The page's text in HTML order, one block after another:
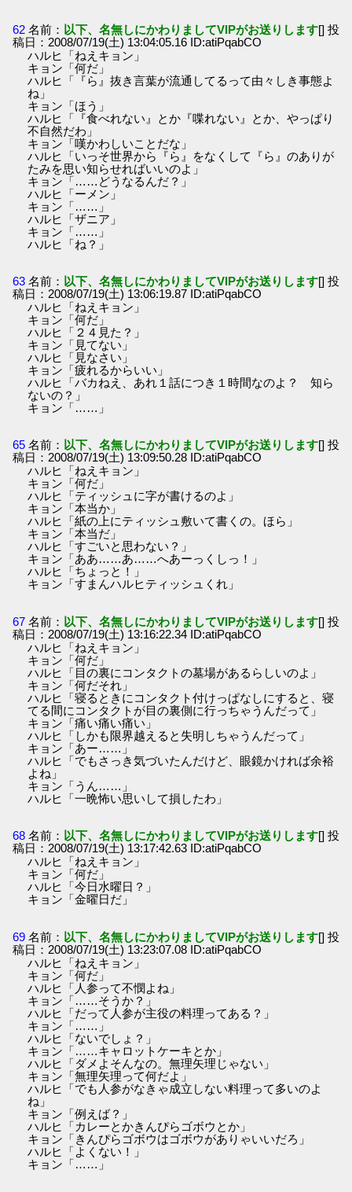
62 名前： 以下、名無しにかわりましてVIPがお送りします[] 投
稿日：2008/07/19(土) 13:04:05.16 ID:atiPqabCO
ハルヒ「ねえキョン」
キョン「何だ」
ハルヒ「『ら』抜き言葉が流通してるって由々しき事態よ
ね」
キョン「ほう」
ハルヒ「『食べれない』とか『喋れない』とか、やっぱり
不自然だわ」
キョン「嘆かわしいことだな」
ハルヒ「いっそ世界から『ら』をなくして『ら』のありが
たみを思い知らせればいいのよ」
キョン「……どうなるんだ？」
ハルヒ「ーメン」
キョン「……」
ハルヒ「ザニア」
キョン「……」
ハルヒ「ね？」
63 名前： 以下、名無しにかわりましてVIPがお送りします[] 投
稿日：2008/07/19(土) 13:06:19.87 ID:atiPqabCO
ハルヒ「ねえキョン」
キョン「何だ」
ハルヒ「２４見た？」
キョン「見てない」
ハルヒ「見なさい」
キョン「疲れるからいい」
ハルヒ「バカねえ、あれ１話につき１時間なのよ？ 知ら
ないの？」
キョン「……」
65 名前： 以下、名無しにかわりましてVIPがお送りします[] 投
稿日：2008/07/19(土) 13:09:50.28 ID:atiPqabCO
ハルヒ「ねえキョン」
キョン「何だ」
ハルヒ「ティッシュに字が書けるのよ」
キョン「本当か」
ハルヒ「紙の上にティッシュ敷いて書くの。ほら」
キョン「本当だ」
ハルヒ「すごいと思わない？」
キョン「ああ……あ……へあーっくしっ！」
ハルヒ「ちょっと！」
キョン「すまんハルヒティッシュくれ」
67 名前： 以下、名無しにかわりましてVIPがお送りします[] 投
稿日：2008/07/19(土) 13:16:22.34 ID:atiPqabCO
ハルヒ「ねえキョン」
キョン「何だ」
ハルヒ「目の裏にコンタクトの墓場があるらしいのよ」
キョン「何だそれ」
ハルヒ「寝るときにコンタクト付けっぱなしにすると、寝
てる間にコンタクトが目の裏側に行っちゃうんだって」
キョン「痛い痛い痛い」
ハルヒ「しかも限界越えると失明しちゃうんだって」
キョン「あー……」
ハルヒ「でもさっき気づいたんだけど、眼鏡かければ余裕
よね」
キョン「うん……」
ハルヒ「一晩怖い思いして損したわ」
68 名前： 以下、名無しにかわりましてVIPがお送りします[] 投
稿日：2008/07/19(土) 13:17:42.63 ID:atiPqabCO
ハルヒ「ねえキョン」
キョン「何だ」
ハルヒ「今日水曜日？」
キョン「金曜日だ」
69 名前： 以下、名無しにかわりましてVIPがお送りします[] 投
稿日：2008/07/19(土) 13:23:07.08 ID:atiPqabCO
ハルヒ「ねえキョン」
キョン「何だ」
ハルヒ「人参って不憫よね」
キョン「……そうか？」
ハルヒ「だって人参が主役の料理ってある？」
キョン「……」
ハルヒ「ないでしょ？」
キョン「……キャロットケーキとか」
ハルヒ「ダメよそんなの。無理矢理じゃない」
キョン「無理矢理って何だよ」
ハルヒ「でも人参がなきゃ成立しない料理って多いのよ
ね」
キョン「例えば？」
ハルヒ「カレーとかきんぴらゴボウとか」
キョン「きんぴらゴボウはゴボウがありゃいいだろ」
ハルヒ「よくない！」
キョン「……」